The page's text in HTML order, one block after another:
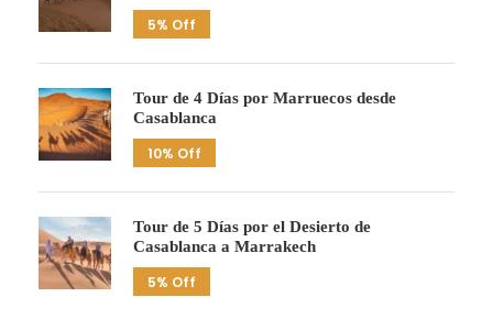
5% Off
Tour de 4 Días por Marruecos desde
Casablanca
10% Off
Tour de 5 Días por el Desierto de
Casablanca a Marrakech
5% Off